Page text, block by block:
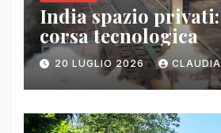
India spazio
corsa tecnologica
20 LUGLIO 2026 CLAUDIA